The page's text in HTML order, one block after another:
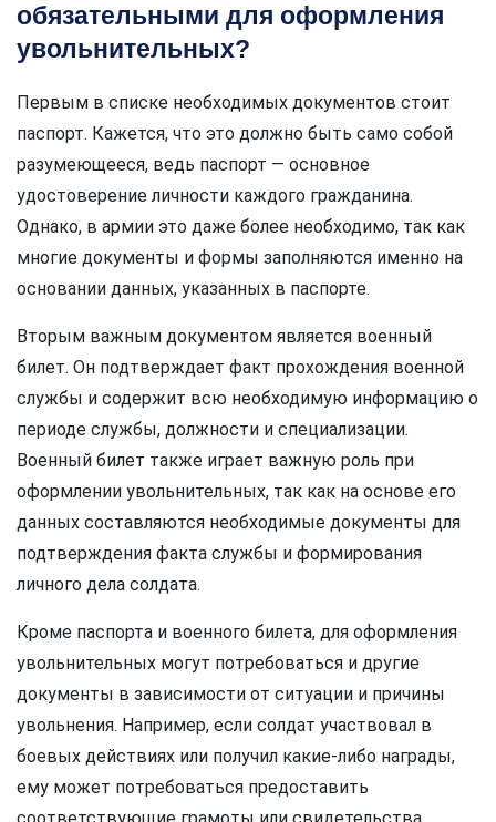
обязательными для оформления
увольнительных?
Первым в списке необходимых документов стоит
паспорт. Кажется, что это должно быть само собой
разумеющееся, ведь паспорт — основное
удостоверение личности каждого гражданина.
Однако, в армии это даже более необходимо, так как
многие документы и формы заполняются именно на
основании данных, указанных в паспорте.
Вторым важным документом является военный
билет. Он подтверждает факт прохождения военной
службы и содержит всю необходимую информацию о
периоде службы, должности и специализации.
Военный билет также играет важную роль при
оформлении увольнительных, так как на основе его
данных составляются необходимые документы для
подтверждения факта службы и формирования
личного дела солдата.
Кроме паспорта и военного билета, для оформления
увольнительных могут потребоваться и другие
документы в зависимости от ситуации и причины
увольнения. Например, если солдат участвовал в
боевых действиях или получил какие-либо награды,
ему может потребоваться предоставить